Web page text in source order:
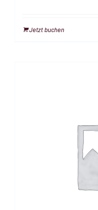
Jetzt buchen